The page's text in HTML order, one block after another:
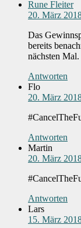
Rune Fleiter
20. März
Das
bereits
nächsten Mal.
Antworten
Flo
20. März
Antworten
Martin
20. März
Antworten
Lars
15. März